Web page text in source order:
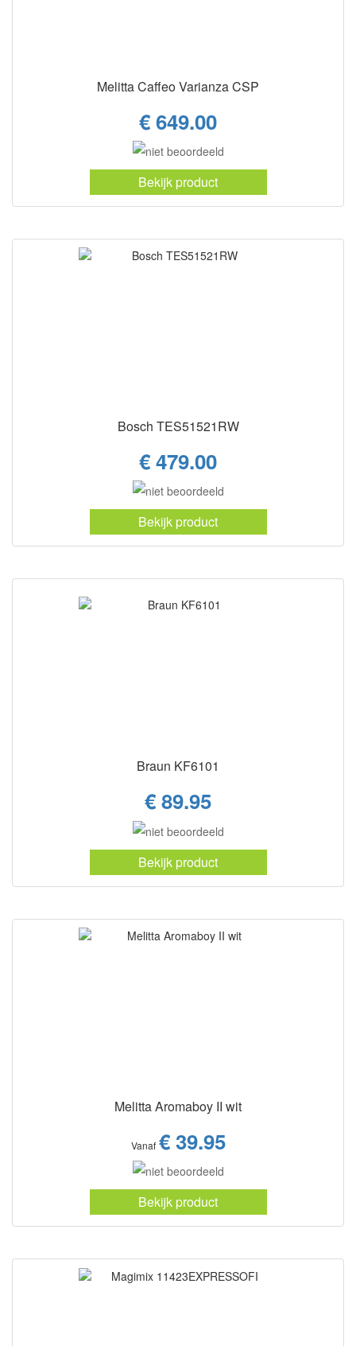
Melitta Caffeo Varianza CSP
€ 649.00
Bekijk product
Bosch TES51521RW
€ 479.00
Bekijk product
Braun KF6101
€ 89.95
Bekijk product
Melitta Aromaboy II wit
Vanaf € 39.95
Bekijk product